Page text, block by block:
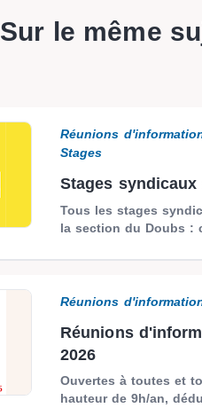
Sur le même
Réunions
Stages
Stages syndicaux
Tous les stages
la section du Doubs :
Réunions
Réunions
2026
Ouvertes à toutes et
hauteur de 9h/an,